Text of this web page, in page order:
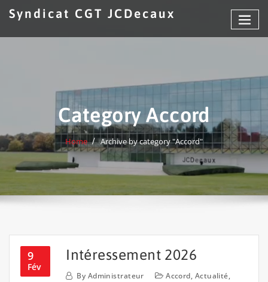
Syndicat CGT JCDecaux
Category Accord
Home Archive by category "Accord"
9
Fév
Intéressement 2026
By Administrateur Accord, Actualité,